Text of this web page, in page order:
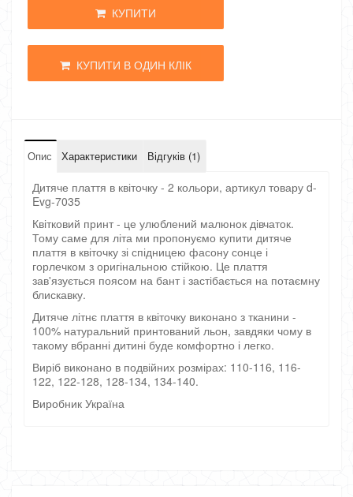
КУПИТИ
КУПИТИ В ОДИН КЛІК
Опис Характеристики Відгуків (1)
Дитяче плаття в квіточку - 2 кольори, артикул товару d-
Evg-7035
Квітковий принт - це улюблений малюнок дівчаток.
Тому саме для літа ми пропонуємо купити дитяче
плаття в квіточку зі спідницею фасону сонце і
горлечком з оригінальною стійкою. Це плаття
зав'язується поясом на бант і застібається на потаємну
блискавку.
Дитяче літнє плаття в квіточку виконано з тканини -
100% натуральний принтований льон, завдяки чому в
такому вбранні дитині буде комфортно і легко.
Виріб виконано в подвійних розмірах: 110-116, 116-
122, 122-128, 128-134, 134-140.
Виробник Україна